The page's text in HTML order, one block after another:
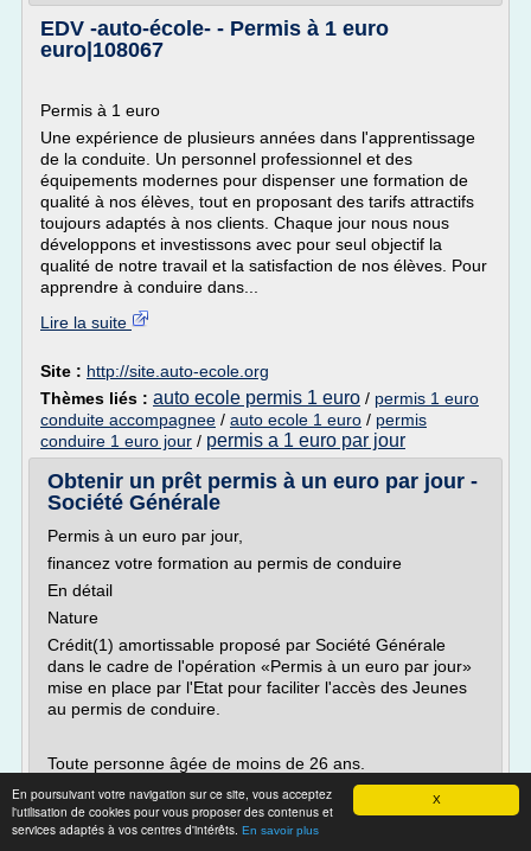
X
En poursuivant votre navigation sur ce site, vous acceptez
l'utilisation de cookies pour vous proposer des contenus et
services adaptés à vos centres d'intérêts. En savoir plus
EDV -auto-école- - Permis à 1 euro
euro|108067
Permis à 1 euro
Une expérience de plusieurs années dans l'apprentissage
de la conduite. Un personnel professionnel et des
équipements modernes pour dispenser une formation de
qualité à nos élèves, tout en proposant des tarifs attractifs
toujours adaptés à nos clients. Chaque jour nous nous
développons et investissons avec pour seul objectif la
qualité de notre travail et la satisfaction de nos élèves. Pour
apprendre à conduire dans...
Lire la suite
Site : http://site.auto-ecole.org
Thèmes liés : auto ecole permis 1 euro / permis 1 euro
conduite accompagnee / auto ecole 1 euro / permis
conduire 1 euro jour / permis a 1 euro par jour
Obtenir un prêt permis à un euro par jour -
Société Générale
Permis à un euro par jour,
financez votre formation au permis de conduire
En détail
Nature
Crédit(1) amortissable proposé par Société Générale
dans le cadre de l'opération «Permis à un euro par jour»
mise en place par l'Etat pour faciliter l'accès des Jeunes
au permis de conduire.
Toute personne âgée de moins de 26 ans.
Comment bénéficier du permis à un euro par jour ?
1....